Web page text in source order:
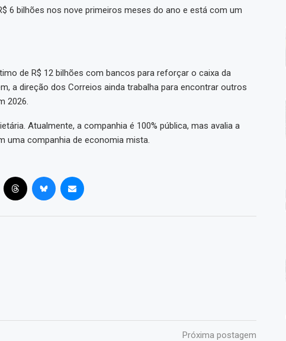
6 bilhões nos nove primeiros meses do ano e está com um
de R$ 12 bilhões com bancos para reforçar o caixa da
a direção dos Correios ainda trabalha para encontrar outros
2026.
Atualmente, a companhia é 100% pública, mas avalia a
uma companhia de economia mista.
Próxima postagem